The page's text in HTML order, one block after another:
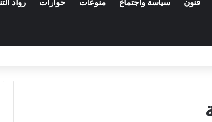
فنون سياسة واجتماع منوعات حوارات رواد